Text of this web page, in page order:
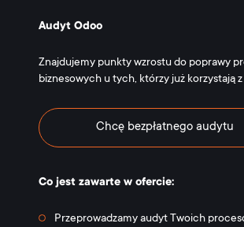
Audyt Odoo
Znajdujemy punkty wzrostu do poprawy
biznesowych u tych, którzy już korzystają z
Chcę bezpłatnego audytu
Co jest zawarte w ofercie:
Przeprowadzamy audyt Twoich